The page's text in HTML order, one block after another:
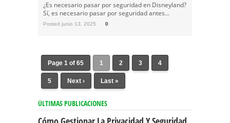
¿Es necesario pasar por seguridad en Disneyland?
Sí, es necesario pasar por seguridad antes...
Posted junio 13, 2025 0
Page 1 of 65 1 2 3 4
5 Next › Last »
ÚLTIMAS PUBLICACIONES